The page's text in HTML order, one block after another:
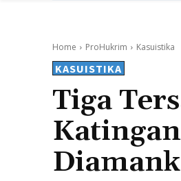
Home ProHukrim Kasuistika
KASUISTIKA
Tiga